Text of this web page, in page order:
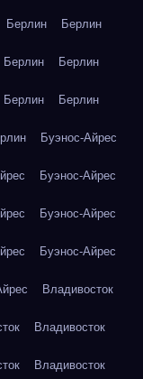
Берлин Берлин
Берлин Берлин
Берлин Берлин
Буэнос-Айрес
Буэнос-Айрес
Буэнос-Айрес
Буэнос-Айрес
Владивосток
Владивосток
Владивосток